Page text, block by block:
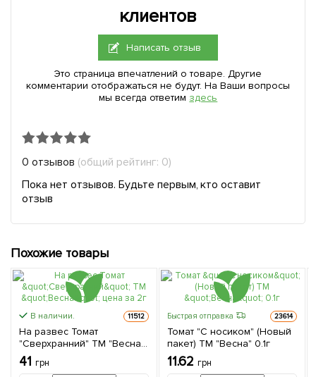
клиентов
Написать отзыв
Это страница впечатлений о товаре. Другие
комментарии отображаться не будут. На Ваши вопросы
мы всегда ответим здесь
0 отзывов (общий рейтинг: 0)
Пока нет отзывов. Будьте первым, кто оставит
отзыв
Похожие товары
В наличии. 11512
На развес Томат
"Сверхранний" ТМ "Весна"
цена за 2г
41 грн
Быстрая отправка 23614
Томат "С носиком" (Новый
пакет) ТМ "Весна" 0.1г
11.62 грн